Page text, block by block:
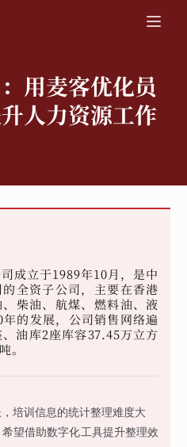
用麦客优化员
人力资源工作
成立于1989年10月，是中
全资子公司，主要在香港
柴油、航煤、燃料油、液
的发展，公司销售网络遍
油库2座库容37.45万立方
。
培训信息的统计整理难度大
望借助数字化工具提升整理效